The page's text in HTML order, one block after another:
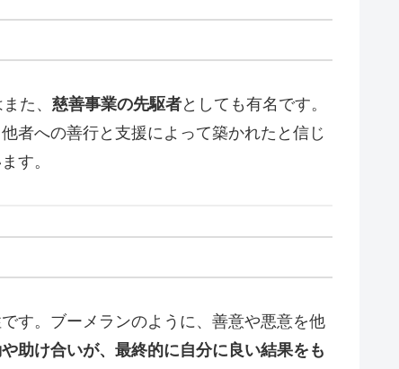
た、 慈善事業の先駆者としても有名です。
者への善行と支援によって築かれたと信じ
す。
す。ブーメランのように、善意や悪意を他
助け合いが、最終的に自分に良い結果をも